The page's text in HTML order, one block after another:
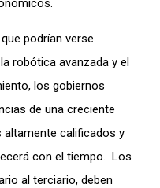
podrían verse
robótica avanzada y el
los gobiernos
de una creciente
altamente calificados y
con el tiempo. Los
al terciario, deben